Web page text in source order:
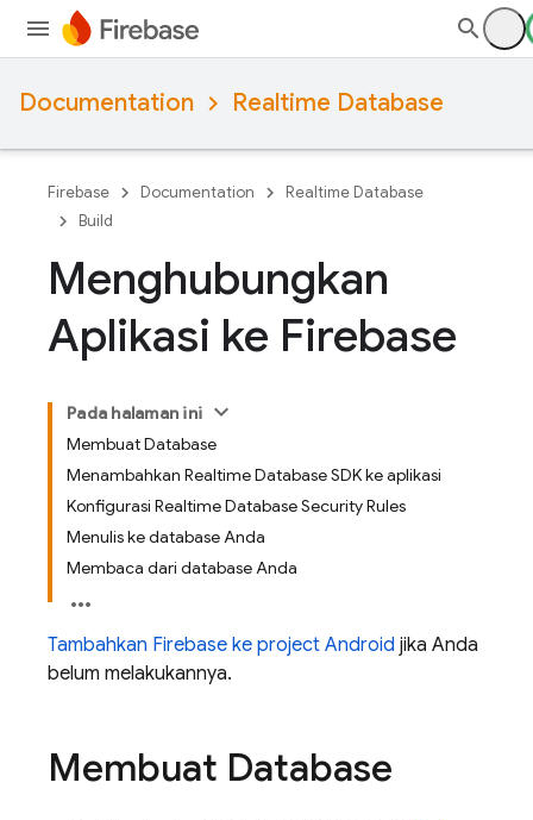
Documentation Realtime Database
Firebase Documentation
Realtime Database
Build
Menghubungkan
Aplikasi ke Firebase
Pada halaman ini
Membuat Database
Menambahkan Realtime Database SDK ke aplikasi
Konfigurasi Realtime Database Security Rules
Menulis ke database Anda
Membaca dari database Anda
Tambahkan Firebase ke project Android jika Anda
belum melakukannya.
Membuat Database